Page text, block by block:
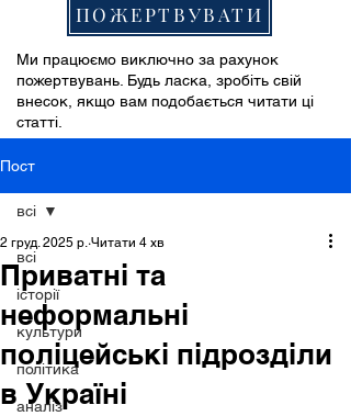
ПОЖЕРТВУВАТИ
Ми працюємо виключно за рахунок
пожертвувань. Будь ласка, зробіть свій
внесок, якщо вам подобається читати ці
статті.
Пост
всі
історії
культури
політика
аналіз
всі
Приватні та
неформальні
поліцейські підрозділи
в Україні
2 груд. 2025 р. Читати 4 хв